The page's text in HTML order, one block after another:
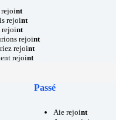
rejoint
rejoint
rejoint
rejoint
rejoint
rejoint
Passé
Aie rejoint